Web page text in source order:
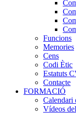
Funcions
Memories
Cens
Codi Ètic
Estatuts
Contacte
FORMACIÓ
Calendari
Vídeos